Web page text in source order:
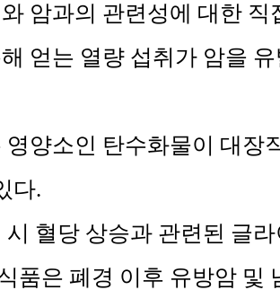
와 암과의 관련성에 대한
해 얻는 열량 섭취가 암을
영양소인 탄수화물이 대
다.
시 혈당 상승과 관련된 글
품은 폐경 이후 유방암